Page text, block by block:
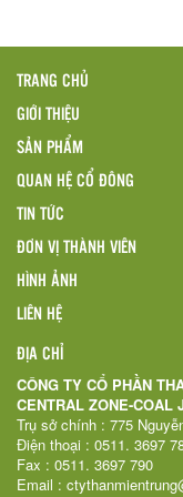
TRANG CHỦ
GIỚI THIỆU
SẢN PHẨM
QUAN HỆ CỔ ĐÔNG
TIN TỨC
ĐƠN VỊ THÀNH VIÊN
HÌNH ẢNH
LIÊN HỆ
ĐỊA CHỈ
CÔNG TY CỔ PHẦN
CENTRAL ZONE-COAL
Trụ sở chính : 775
Điện thoại : 0511. 3697
Fax : 0511. 3697 790
Email :